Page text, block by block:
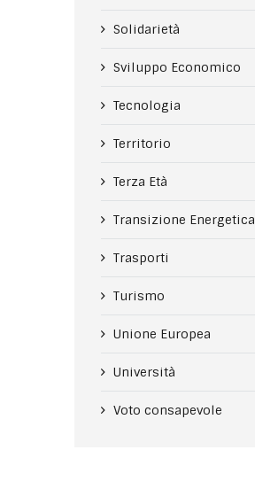
Solidarietà
Sviluppo Economico
Tecnologia
Territorio
Terza Età
Transizione Energetica
Trasporti
Turismo
Unione Europea
Università
Voto consapevole